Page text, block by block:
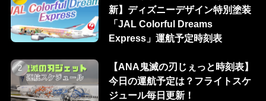
新】ディズニーデザイン特別塗装
「JAL Colorful Dreams
Express」運航予定時刻表
【ANA鬼滅の刃じぇっと時刻表】
今日の運航予定は？フライトスケ
ジュール毎日更新！